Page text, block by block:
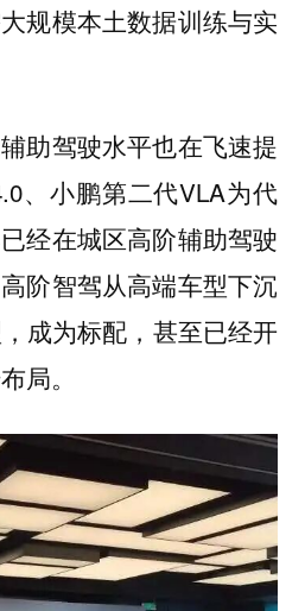
规模本土数据训练与实
助驾驶水平也在飞速提
、小鹏第二代VLA为代
经在城区高阶辅助驾驶
阶智驾从高端车型下沉
成为标配，甚至已经开
局。